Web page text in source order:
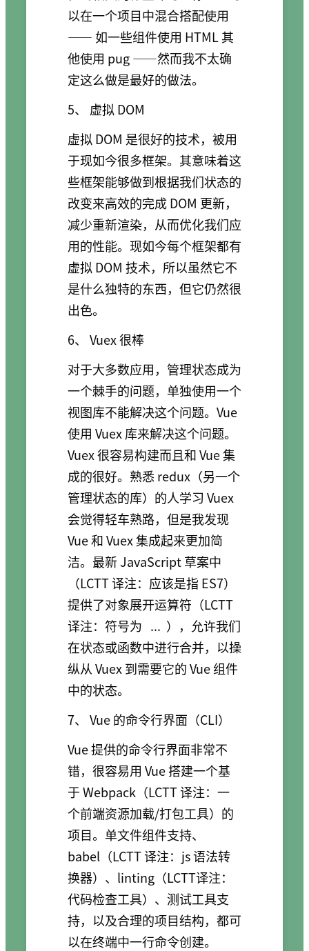
以在一个项目中混合搭配使用
—— 如一些组件使用 HTML 其
他使用 pug ——然而我不太确
定这么做是最好的做法。
5、 虚拟 DOM
虚拟 DOM 是很好的技术，被用
于现如今很多框架。其意味着这
些框架能够做到根据我们状态的
改变来高效的完成 DOM 更新，
减少重新渲染，从而优化我们应
用的性能。现如今每个框架都有
虚拟 DOM 技术，所以虽然它不
是什么独特的东西，但它仍然很
出色。
6、 Vuex 很棒
对于大多数应用，管理状态成为
一个棘手的问题，单独使用一个
视图库不能解决这个问题。Vue
使用 Vuex 库来解决这个问题。
Vuex 很容易构建而且和 Vue 集
成的很好。熟悉 redux（另一个
管理状态的库）的人学习 Vuex
会觉得轻车熟路，但是我发现
Vue 和 Vuex 集成起来更加简
洁。最新 JavaScript 草案中
（LCTT 译注：应该是指 ES7）
提供了对象展开运算符（LCTT
译注：符号为 ... ），允许我们
在状态或函数中进行合并，以操
纵从 Vuex 到需要它的 Vue 组件
中的状态。
7、 Vue 的命令行界面（CLI）
Vue 提供的命令行界面非常不
错，很容易用 Vue 搭建一个基
于 Webpack（LCTT 译注：一
个前端资源加载/打包工具）的
项目。单文件组件支持、
babel（LCTT 译注：js 语法转
换器）、linting（LCTT译注：
代码检查工具）、测试工具支
持，以及合理的项目结构，都可
以在终端中一行命令创建。